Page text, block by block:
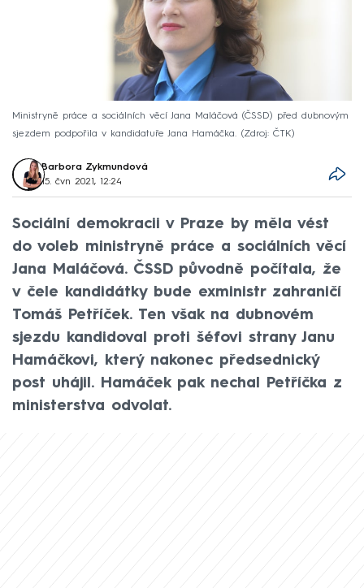
Ministryně práce a sociálních věcí Jana Maláčová (ČSSD) před dubnovým
sjezdem podpořila v kandidatuře Jana Hamáčka.
Zdroj: ČTK
Barbora Zykmundová
15. čvn 2021, 12:24
Sociální demokracii v Praze by měla vést
do voleb ministryně práce a sociálních věcí
Jana Maláčová. ČSSD původně počítala, že
v čele kandidátky bude exministr zahraničí
Tomáš Petříček. Ten však na dubnovém
sjezdu kandidoval proti šéfovi strany Janu
Hamáčkovi, který nakonec předsednický
post uhájil. Hamáček pak nechal Petříčka z
ministerstva odvolat.